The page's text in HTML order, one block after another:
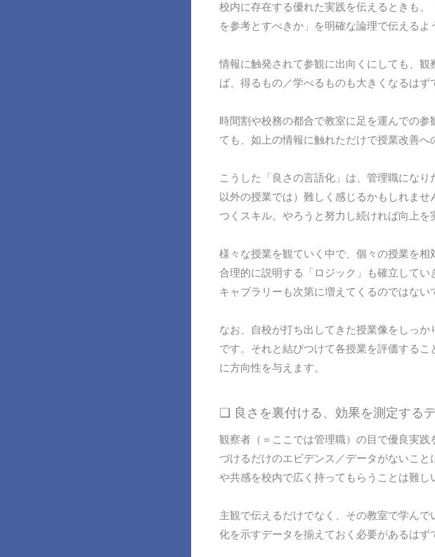
校内に存在する優れた実践を伝えるときも、
を参考とすべきか」を明確な論理で伝えるよ
情報に触発されて参観に出向くにしても、観
ば、得るもの／学べるものも大きくなるはず
時間割や校務の都合で教室に足を運んでの参
ても、如上の情報に触れただけで授業改善へ
こうした「良さの言語化」は、管理職にな
以外の授業では）難しく感じるかもしれま
つくスキル。やろうと努力し続ければ向上を
様々な授業を観ていく中で、個々の授業を相
合理的に説明する「ロジック」も確立してい
キャブラリーも次第に増えてくるのではない
なお、自校が打ち出してきた授業像をしっ
です。それと結びつけて各授業を評価する
に方向性を与えます。
❏ 良さを裏付ける、効果を測定する
観察者（＝ここでは管理職）の目で優良実践
づけるだけのエビデンス／データがないこ
や共感を校内で広く持ってもらうことは難し
主観で伝えるだけでなく、その教室で学ん
化を示すデータを揃えておく必要があるはず